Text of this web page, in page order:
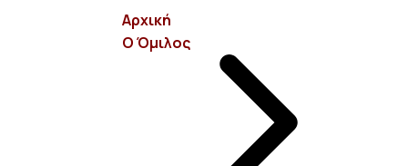
Αρχική
Ο Όμιλος
Σεβαστουπόλεως 15, 11526 Αμπελόκηποι - Αθήνα